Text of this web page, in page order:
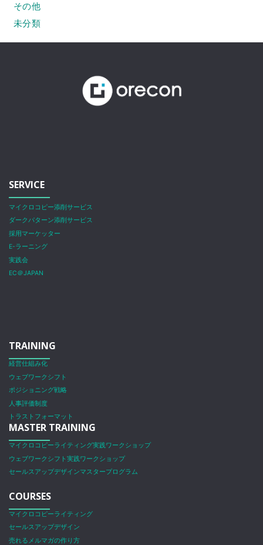
その他
未分類
SERVICE
マイクロコピー添削サービス
ダークパターン添削サービス
採用マーケッター
E-ラーニング
実践会
EC＠JAPAN
TRAINING
経営仕組み化
ウェブワークシフト
ポジショニング戦略
人事評価制度
トラストフォーマット
MASTER TRAINING
マイクロコピーライティング実践ワークショップ
ウェブワークシフト実践ワークショップ
セールスアップデザインマスタープログラム
COURSES
マイクロコピーライティング
セールスアップデザイン
売れるメルマガの作り方